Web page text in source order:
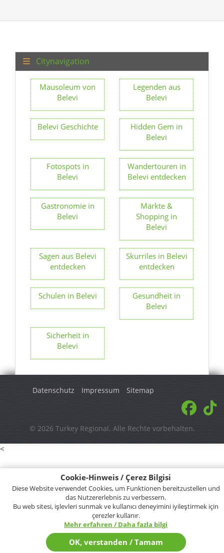
Cookie-Hinweis / Çerez Bilgisi
Diese Website verwendet Cookies, um Funktionen bereitzustellen und
das Nutzererlebnis zu verbessern.
Bu web sitesi, işlevleri sunmak ve kullanıcı deneyimini iyileştirmek için
çerezler kullanır.
Mehr erfahren / Daha fazla bilgi
OK, verstanden / Tamam
Citynavigation
Mausoleum von
Belevi
Legenden aus
Belevi
Belevi Geschichte
Hidden Gem in
Belevi
Fotospots in
Belevi
Wandertouren in
Belevi entdecken
Gastronomie in
Belevi
Märkte &
Shopping in
Belevi
Sagen aus Belevi
entdecken
Skurriles in Belevi
entdecken
Schulen in Belevi
Gesundheit in
Belevi
Sicherheit in
Belevi
Datenschutz Impressum Sitemap
© 2026 Turkey Regional. Alle Rechte vorbehalten.
<